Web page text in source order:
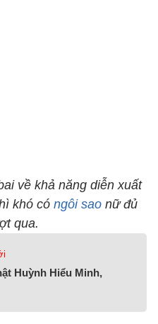
về khả năng diễn xuất
khó có ngôi saonữ đủ
qua.
Huỳnh Hiểu Minh,